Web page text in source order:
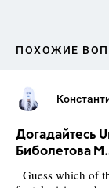
ПОХОЖИЕ
Догадайтесь
Биболетова
Guess which of